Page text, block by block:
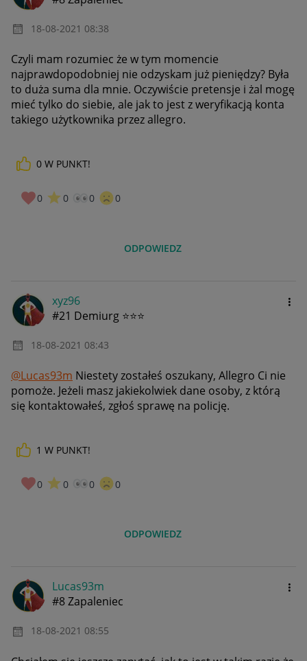
‎18-08-2021 08:38
Czyli mam rozumiec że w tym momencie
najprawdopodobniej nie odzyskam już pieniędzy? Była
to duża suma dla mnie. Oczywiście pretensje i żal mogę
mieć tylko do siebie, ale jak to jest z weryfikacją konta
takiego użytkownika przez allegro.
0 W PUNKT!
0 0 0 0
ODPOWIEDZ
xyz96
#21 Demiurg ⭐⭐⭐
‎18-08-2021 08:43
@Lucas93m Niestety zostałeś oszukany, Allegro Ci nie
pomoże. Jeżeli masz jakiekolwiek dane osoby, z którą
się kontaktowałeś, zgłoś sprawę na policję.
1 W PUNKT!
0 0 0 0
ODPOWIEDZ
Lucas93m
#8 Zapaleniec
‎18-08-2021 08:55